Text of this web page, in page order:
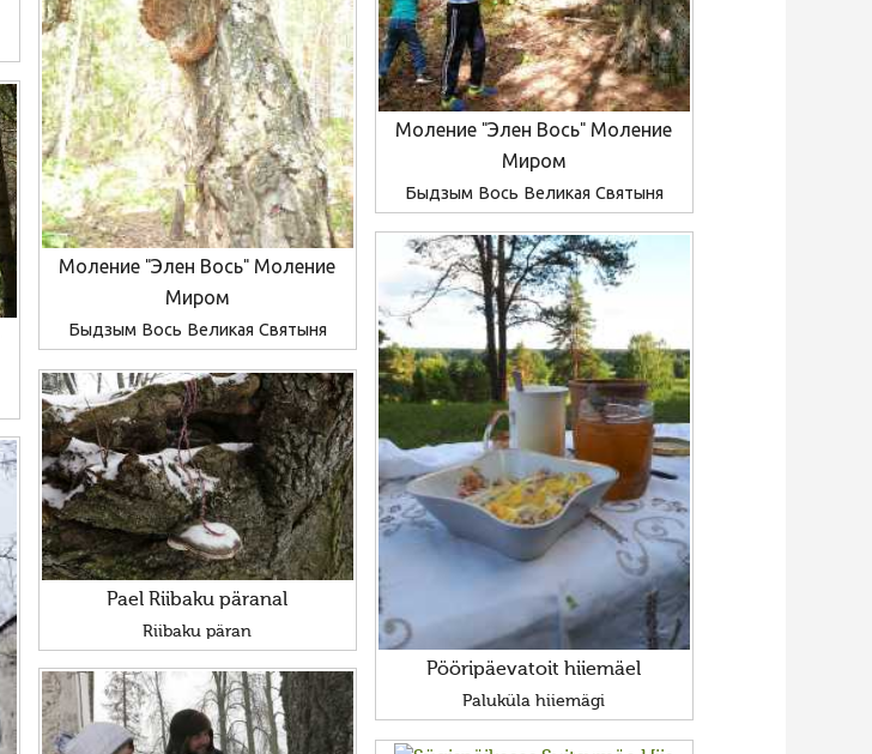
Моление "Элен Вось" Моление
Миром
Быдзым Вось Великая Святыня
Моление "Элен Вось" Моление
Миром
Быдзым Вось Великая Святыня
Pööripäevatoit hiiemäel
Paluküla hiiemägi
Pael Riibaku päranal
Riibaku päran